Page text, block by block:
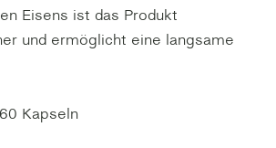
Eisens ist das Produkt
und ermöglicht eine langsame
Kapseln